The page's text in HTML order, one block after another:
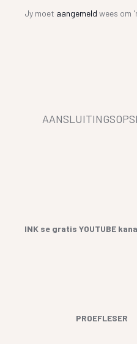
Jy moet aangemeld wees om
INK se gratis YOUTUBE
PROEFLESER